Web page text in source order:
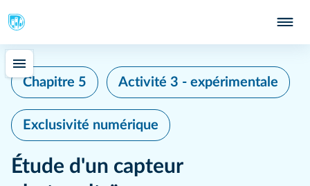
Chapitre 5 Activité 3 - expérimentale
Exclusivité numérique
Étude d'un capteur